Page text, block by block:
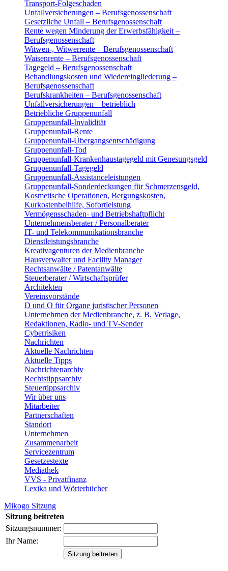
Transport-Folgeschaden
Unfallversicherungen – Berufsgenossenschaft
Gesetzliche Unfall – Berufsgenossenschaft
Rente wegen Minderung der Erwerbsfähigkeit –
Berufsgenossenschaft
Witwen-, Witwerrente – Berufsgenossenschaft
Waisenrente – Berufsgenossenschaft
Tagegeld – Berufsgenossenschaft
Behandlungskosten und Wiedereingliederung –
Berufsgenossenschaft
Berufskrankheiten – Berufsgenossenschaft
Unfallversicherungen – betrieblich
Betriebliche Gruppenunfall
Gruppenunfall-Invalidität
Gruppenunfall-Rente
Gruppenunfall-Übergangsentschädigung
Gruppenunfall-Tod
Gruppenunfall-Krankenhaustagegeld mit Genesungsgeld
Gruppenunfall-Tagegeld
Gruppenunfall-Assistanceleistungen
Gruppenunfall-Sonderdeckungen für Schmerzensgeld,
Kosmetische Operationen, Bergungskosten,
Kurkostenbeihilfe, Sofortleistung
Vermögensschaden- und Betriebshaftpflicht
Unternehmensberater / Personalberater
IT- und Telekommunikationsbranche
Dienstleistungsbranche
Kreativagenturen der Medienbranche
Hausverwalter und Facility Manager
Rechtsanwälte / Patentanwälte
Steuerberater / Wirtschaftsprüfer
Architekten
Vereinsvorstände
D und O für Organe juristischer Personen
Unternehmen der Medienbranche, z. B. Verlage,
Redaktionen, Radio- und TV-Sender
Cyberrisiken
Nachrichten
Aktuelle Nachrichten
Aktuelle Tipps
Nachrichtenarchiv
Rechtstippsarchiv
Steuertippsarchiv
Wir über uns
Mitarbeiter
Partnerschaften
Standort
Unternehmen
Zusammenarbeit
Servicezentrum
Gesetzestexte
Mediathek
VVS - Privatfinanz
Lexika und Wörterbücher
Mikogo Sitzung
Sitzung beitreten
Sitzungsnummer:
Ihr Name: